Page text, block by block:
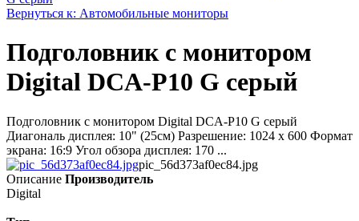
Вернуться к: Автомобильные мониторы
Подголовник с монитором
Digital DCA-P10 G серый
Подголовник с монитором Digital DCA-P10 G серый
Диагональ дисплея: 10" (25см) Разрешение: 1024 x 600 Формат
экрана: 16:9 Угол обзора дисплея: 170 ...
pic_56d373af0ec84.jpg
Описание Производитель
Digital